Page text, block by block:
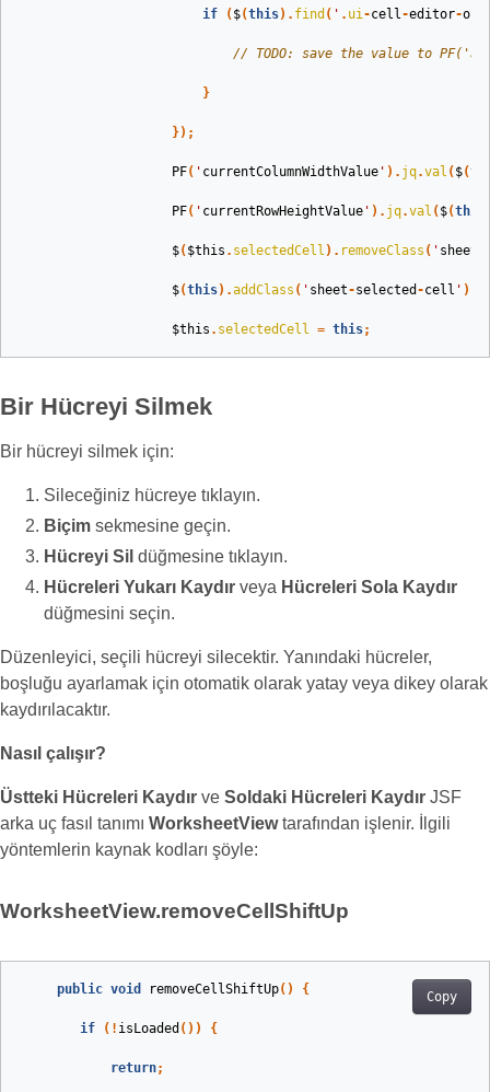
if ( $(this). find ( ' . ui-cell-editor-
// TODO: save the value to
}
});
PF( ' currentColumnWidthValue ' ). jq.val ( $(
PF( ' currentRowHeightValue ' ). jq.val ( $(this
$( $this . selectedCell ). removeClass ( ' sheet
$(this).addClass ( ' sheet-selected -cell ' );
$this . selectedCell = this;
Bir Hücreyi Silmek
Bir hücreyi silmek için:
Sileceğiniz hücreye tıklayın.
Biçim sekmesine geçin.
Hücreyi Sil düğmesine tıklayın.
Hücreleri Yukarı Kaydır veya Hücreleri Sola Kaydır
düğmesini seçin.
Düzenleyici, seçili hücreyi silecektir. Yanındaki hücreler,
boşluğu ayarlamak için otomatik olarak yatay veya dikey olarak
kaydırılacaktır.
Nasıl çalışır?
Üstteki Hücreleri Kaydır ve Soldaki Hücreleri Kaydır JSF
arka uç fasıl tanımı WorksheetViewtarafından işlenir. İlgili
yöntemlerin kaynak kodları şöyle:
WorksheetView.removeCellShiftUp
Copy
public void removeCellShiftUp() {
if (! isLoaded ()) {
return;